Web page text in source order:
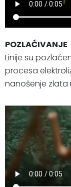
POZLAĆIVANJE
Linije su
procesa
nanošenje zlata